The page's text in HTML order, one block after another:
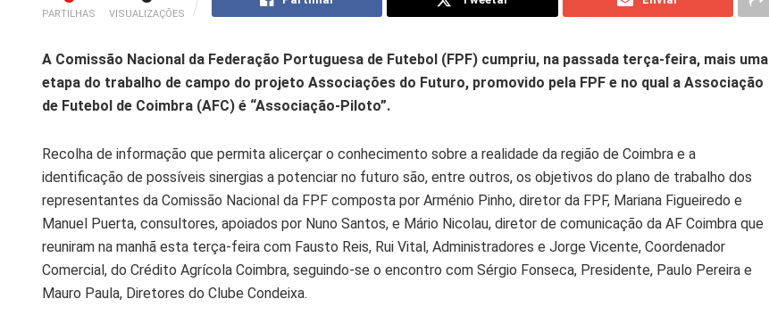
PARTILHAS VISUALIZAÇÕES
A Comissão Nacional da Federação Portuguesa de Futebol (FPF) cumpriu, na passada terça-feira, mais uma
etapa do trabalho de campo do projeto Associações do Futuro, promovido pela FPF e no qual a Associação
de Futebol de Coimbra (AFC) é “Associação-Piloto”.
Recolha de informação que permita alicerçar o conhecimento sobre a realidade da região de Coimbra e a
identificação de possíveis sinergias a potenciar no futuro são, entre outros, os objetivos do plano de trabalho dos
representantes da Comissão Nacional da FPF composta por Arménio Pinho, diretor da FPF, Mariana Figueiredo e
Manuel Puerta, consultores, apoiados por Nuno Santos, e Mário Nicolau, diretor de comunicação da AF Coimbra que
reuniram na manhã esta terça-feira com Fausto Reis, Rui Vital, Administradores e Jorge Vicente, Coordenador
Comercial, do Crédito Agrícola Coimbra, seguindo-se o encontro com Sérgio Fonseca, Presidente, Paulo Pereira e
Mauro Paula, Diretores do Clube Condeixa.